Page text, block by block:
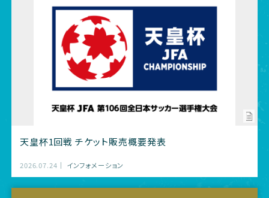
天皇杯1回戦 チケット販売概要発表
2026.07.24 インフォメーション